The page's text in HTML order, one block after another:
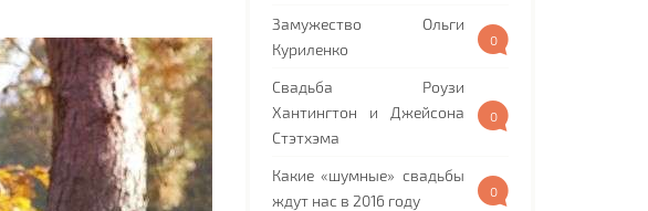
Замужество Ольги
Куриленко
0
Свадьба Роузи
Хантингтон и Джейсона
Стэтхэма
0
Какие «шумные» свадьбы
ждут нас в 2016 году
0